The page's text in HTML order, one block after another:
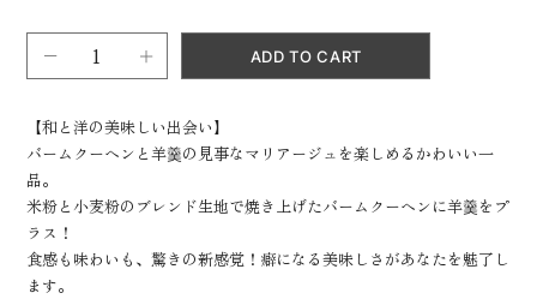
【和と洋の美味しい出会い】
バームクーヘンと羊羹の見事なマリアージュを楽しめるかわいい一
品。
米粉と小麦粉のブレンド生地で焼き上げたバームクーヘンに羊羹をプ
ラス！
食感も味わいも、驚きの新感覚！癖になる美味しさがあなたを魅了し
ます。